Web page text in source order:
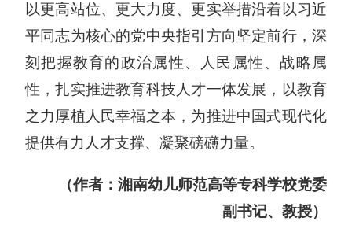
以更高站位、更大力度、更实举措沿着以习近
平同志为核心的党中央指引方向坚定前行，深
刻把握教育的政治属性、人民属性、战略属
性，扎实推进教育科技人才一体发展，以教育
之力厚植人民幸福之本，为推进中国式现代化
提供有力人才支撑、凝聚磅礴力量。
（作者：湘南幼儿师范高等专科学校党委
副书记、教授）